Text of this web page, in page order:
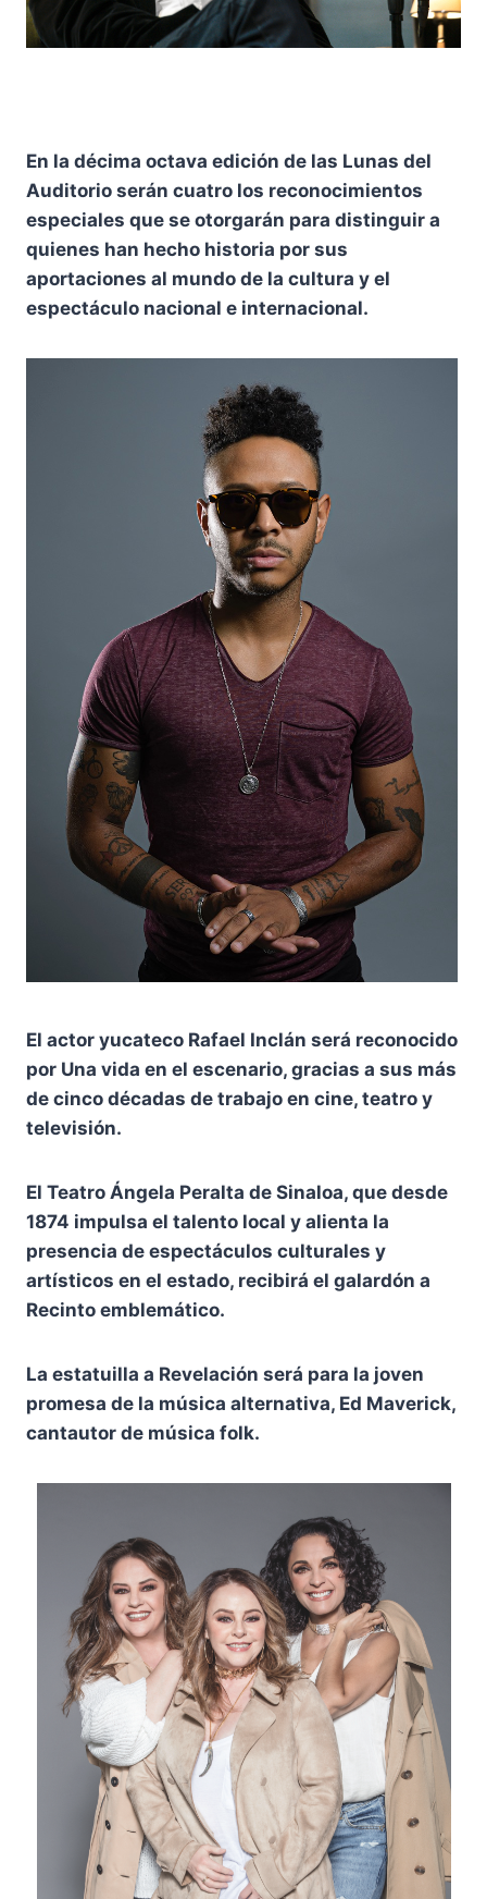
En la décima octava edición de las Lunas del
Auditorio serán cuatro los reconocimientos
especiales que se otorgarán para distinguir a
quienes han hecho historia por sus
aportaciones al mundo de la cultura y el
espectáculo nacional e internacional.
El actor yucateco Rafael Inclán será reconocido
por Una vida en el escenario, gracias a sus más
de cinco décadas de trabajo en cine, teatro y
televisión.
El Teatro Ángela Peralta de Sinaloa, que desde
1874 impulsa el talento local y alienta la
presencia de espectáculos culturales y
artísticos en el estado, recibirá el galardón a
Recinto emblemático.
La estatuilla a Revelación será para la joven
promesa de la música alternativa, Ed Maverick,
cantautor de música folk.